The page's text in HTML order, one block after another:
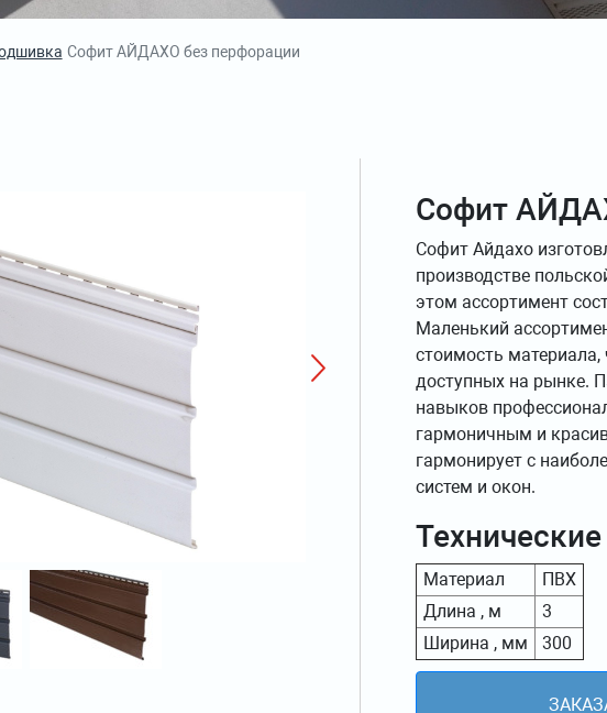
Софит АЙДАХО без перфорации
Софит
Софит Айдахо
производстве
этом ассортимент
Маленький
стоимость
доступных на рынке.
навыков
гармоничным и
гармонирует с
систем и окон.
Материал
ПВХ
Длина , м
3
Ширина , мм
300